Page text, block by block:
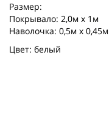
Размер:
Покрывало: 2,0м х 1м
Наволочка: 0,5м х 0,45м
Цвет: белый